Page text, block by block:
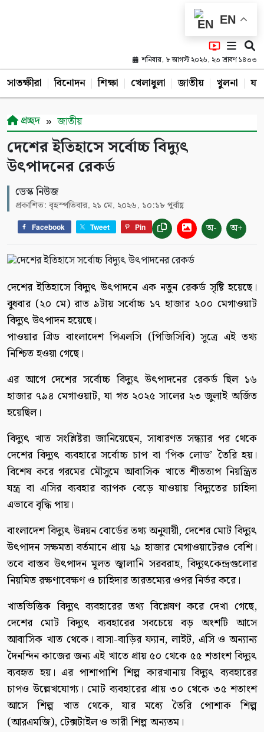
EN
শনিবার, ৮ আগস্ট ২০২৬, ২৩ শ্রাবণ ১৪৩৩
সাতক্ষীরা বিনোদন শিক্ষা খেলাধুলা জাতীয় খুলনা
প্রচ্ছদ জাতীয়
দেশের ইতিহাসে সর্বোচ্চ বিদ্যুৎ
উৎপাদনের রেকর্ড
ডেস্ক নিউজ
প্রকাশিত: বৃহস্পতিবার, ২১ মে, ২০২৬, ১০:১৮ পূর্বাহ্ণ
Facebook Tweet Pin অ- অ+
দেশের ইতিহাসে বিদ্যুৎ উৎপাদনে এক নতুন রেকর্ড সৃষ্টি হয়েছে।
বুধবার (২০ মে) রাত ৯টায় সর্বোচ্চ ১৭ হাজার ২০০ মেগাওয়াট
বিদ্যুৎ উৎপাদন হয়েছে।
পাওয়ার গ্রিড বাংলাদেশ পিএলসি (পিজিসিবি) সূত্রে এই তথ্য
নিশ্চিত হওয়া গেছে।
এর আগে দেশের সর্বোচ্চ বিদ্যুৎ উৎপাদনের রেকর্ড ছিল ১৬
হাজার ৭৯৪ মেগাওয়াট, যা গত ২০২৫ সালের ২৩ জুলাই অর্জিত
হয়েছিল।
বিদ্যুৎ খাত সংশ্লিষ্টরা জানিয়েছেন, সাধারণত সন্ধ্যার পর থেকে
দেশের বিদ্যুৎ ব্যবহারে সর্বোচ্চ চাপ বা ‘পিক লোড’ তৈরি হয়।
বিশেষ করে গরমের মৌসুমে আবাসিক খাতে শীততাপ নিয়ন্ত্রিত
যন্ত্র বা এসির ব্যবহার ব্যাপক বেড়ে যাওয়ায় বিদ্যুতের চাহিদা
এভাবে বৃদ্ধি পায়।
বাংলাদেশ বিদ্যুৎ উন্নয়ন বোর্ডের তথ্য অনুযায়ী, দেশের মোট বিদ্যুৎ
উৎপাদন সক্ষমতা বর্তমানে প্রায় ২৯ হাজার মেগাওয়াটেরও বেশি।
তবে বাস্তব উৎপাদন মূলত জ্বালানি সরবরাহ, বিদ্যুৎকেন্দ্রগুলোর
নিয়মিত রক্ষণাবেক্ষণ ও চাহিদার তারতম্যের ওপর নির্ভর করে।
খাতভিত্তিক বিদ্যুৎ ব্যবহারের তথ্য বিশ্লেষণ করে দেখা গেছে,
দেশের মোট বিদ্যুৎ ব্যবহারের সবচেয়ে বড় অংশটি আসে
আবাসিক খাত থেকে। বাসা-বাড়ির ফ্যান, লাইট, এসি ও অন্যান্য
দৈনন্দিন কাজের জন্য এই খাতে প্রায় ৫০ থেকে ৫৫ শতাংশ বিদ্যুৎ
ব্যবহৃত হয়। এর পাশাপাশি শিল্প কারখানায় বিদ্যুৎ ব্যবহারের
চাপও উল্লেখযোগ্য। মোট ব্যবহারের প্রায় ৩০ থেকে ৩৫ শতাংশ
আসে শিল্প খাত থেকে, যার মধ্যে তৈরি পোশাক শিল্প
(আরএমজি), টেক্সটাইল ও ভারী শিল্প অন্যতম।